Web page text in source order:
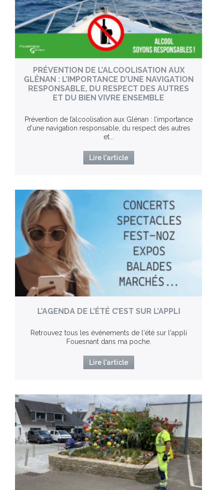
PRÉVENTION DE L’ALCOOLISATION AUX
GLÉNAN : L’IMPORTANCE D’UNE NAVIGATION
RESPONSABLE, DU RESPECT DES AUTRES
ET DU BIEN VIVRE ENSEMBLE
Prévention de l’alcoolisation aux Glénan : l’importance
d'une navigation responsable, du respect des autres
et...
Lire l'article
L’AGENDA DE L’ÉTÉ C’EST SUR L’APPLI
Retrouvez tous les événements de l'été sur l'appli
Fouesnant dans ma poche.
Lire l'article